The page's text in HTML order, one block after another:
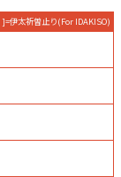
伊太祈曽止り(For IDAKISO)